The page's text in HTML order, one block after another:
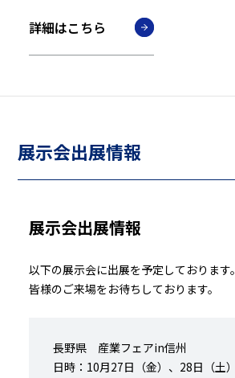
詳細はこちら
展示会出展情報
展示会出展情報
以下の展示会に出展を予定しております。
皆様のご来場をお待ちしております。
長野県 産業フェアin信州
日時：10月27日（金）、28日（土）